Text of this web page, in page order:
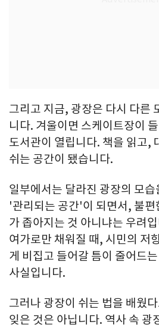
그리고 지금, 광장은 다시 다른
니다. 겨울이면 스케이트장이
도서관이 열립니다. 책을 읽고,
쉬는 공간이 됐습니다.
일부에서는 달라진 광장의 모
'관리되는 공간'이 되면서, 불편
가 좁아지는 것 아니냐는 우려
여가로만 채워질 때, 시민의 저
게 비집고 들어갈 틈이 줄어드
사실입니다.
그러나 광장이 쉬는 법을 배웠
잊은 것은 아닙니다. 역사 속 광